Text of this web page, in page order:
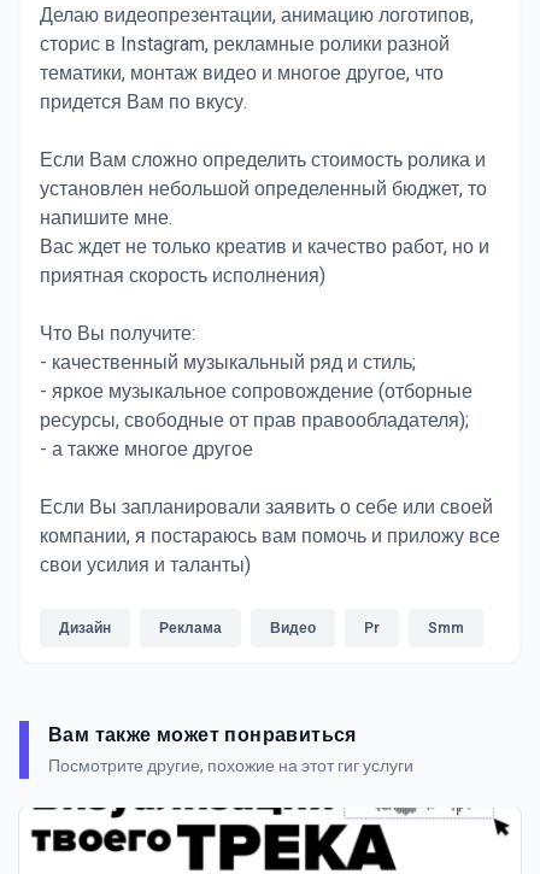
Делаю видеопрезентации, анимацию логотипов,
сторис в Instagram, рекламные ролики разной
тематики, монтаж видео и многое другое, что
придется Вам по вкусу.
Если Вам сложно определить стоимость ролика и
установлен небольшой определенный бюджет, то
напишите мне.
Вас ждет не только креатив и качество работ, но и
приятная скорость исполнения)
Что Вы получите:
- качественный музыкальный ряд и стиль;
- яркое музыкальное сопровождение (отборные
ресурсы, свободные от прав правообладателя);
- а также многое другое
Если Вы запланировали заявить о себе или своей
компании, я постараюсь вам помочь и приложу все
свои усилия и таланты)
Дизайн Реклама Видео Pr Smm
Вам также может понравиться
Посмотрите другие, похожие на этот гиг услуги